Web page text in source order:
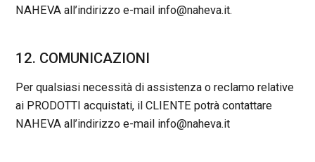
NAHEVA all’indirizzo e-mail info@naheva.it.
12. COMUNICAZIONI
Per qualsiasi necessità di assistenza o reclamo relative
ai PRODOTTI acquistati, il CLIENTE potrà contattare
NAHEVA all’indirizzo e-mail info@naheva.it